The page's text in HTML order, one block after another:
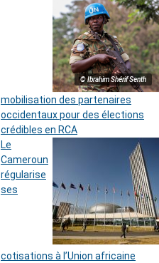
© Ibrahim Shérif Senth
mobilisation des partenaires
occidentaux pour des élections
crédibles en RCA
Le
Cameroun
régularise
ses
cotisations à l’Union africaine